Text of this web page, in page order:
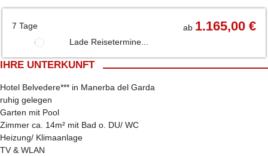
7 Tage ab 1.165,00 €
Lade Reisetermine...
IHRE UNTERKUNFT
Hotel Belvedere*** in Manerba del Garda
ruhig gelegen
Garten mit Pool
Zimmer ca. 14m² mit Bad o. DU/ WC
Heizung/ Klimaanlage
TV & WLAN